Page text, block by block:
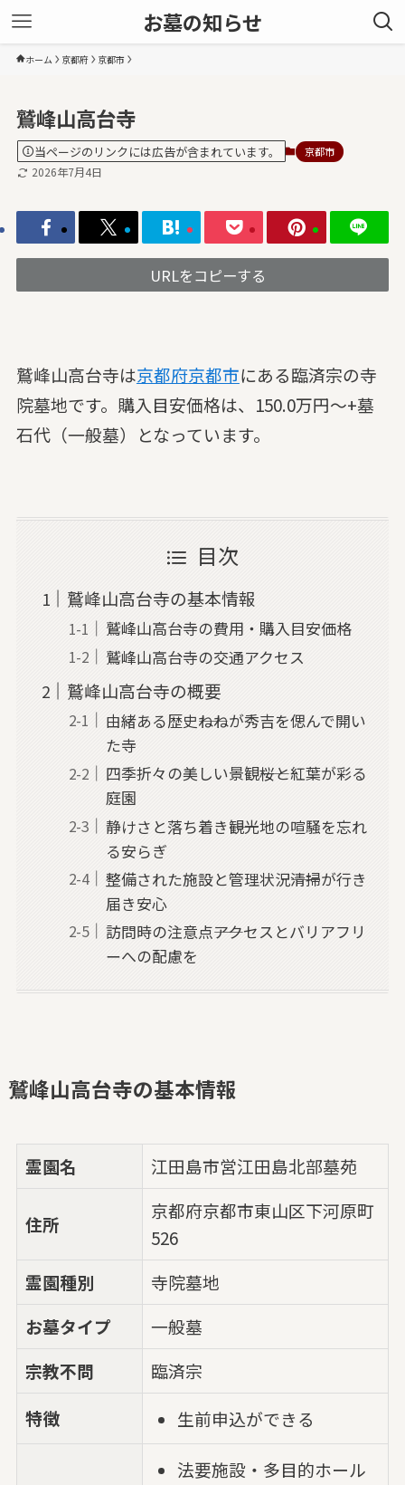
お墓の知らせ
ホーム 京都府 京都市
鷲峰山高台寺
当ページのリンクには広告が含まれています。 京都市
2026年7月4日
URLをコピーする
鷲峰山高台寺は京都府京都市にある臨済宗の寺
院墓地です。購入目安価格は、150.0万円～+墓
石代（一般墓）となっています。
目次
鷲峰山高台寺の基本情報
鷲峰山高台寺の費用・購入目安価格
鷲峰山高台寺の交通アクセス
鷲峰山高台寺の概要
由緒ある歴史――ねねが秀吉を偲んで開い
た寺
四季折々の美しい景観――桜と紅葉が彩る
庭園
静けさと落ち着き――観光地の喧騒を忘れ
る安らぎ
整備された施設と管理状況――清掃が行き
届き安心
訪問時の注意点――アクセスとバリアフリ
ーへの配慮を
鷲峰山高台寺の基本情報
霊園名 江田島市営江田島北部墓苑
住所
京都府京都市東山区下河原町
526
霊園種別
寺院墓地
お墓タイプ
一般墓
宗教不問
臨済宗
特徴
生前申込ができる
法要施設・多目的ホール